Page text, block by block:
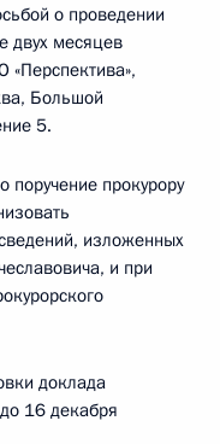
о проведении
двух месяцев
«Перспектива»,
Большой
5.
поручение прокурору
изложенных
и при
доклада
16 декабря